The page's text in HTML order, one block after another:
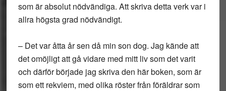
som är absolut nödvändiga. Att skriva detta verk var i
allra högsta grad nödvändigt.
– Det var åtta år sen då min son dog. Jag kände att
det omöjligt att gå vidare med mitt liv som det varit
och därför började jag skriva den här boken, som är
som ett rekviem, med olika röster från föräldrar som